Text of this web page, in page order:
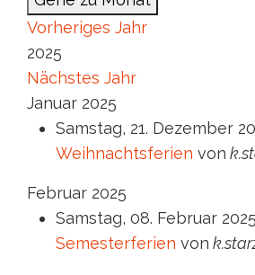
Vorheriges Jahr
2025
Nächstes Jahr
Januar 2025
Samstag, 21. Dezember
Weihnachtsferien von
Februar 2025
Samstag, 08. Februar
Semesterferien von